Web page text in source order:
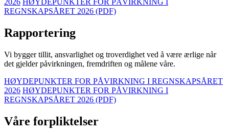
2026 HØYDEPUNKTER FOR PÅVIRKNING I
REGNSKAPSÅRET 2026 (PDF)
Rapportering
Vi bygger tillit, ansvarlighet og troverdighet ved å være ærlige når
det gjelder påvirkningen, fremdriften og målene våre.
HØYDEPUNKTER FOR PÅVIRKNING I REGNSKAPSÅRET
2026 HØYDEPUNKTER FOR PÅVIRKNING I
REGNSKAPSÅRET 2026 (PDF)
Våre forpliktelser